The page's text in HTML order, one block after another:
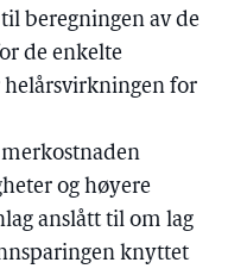
beregningen av de
de enkelte
helårsvirkningen for
og høyere
anslått til om lag
knyttet